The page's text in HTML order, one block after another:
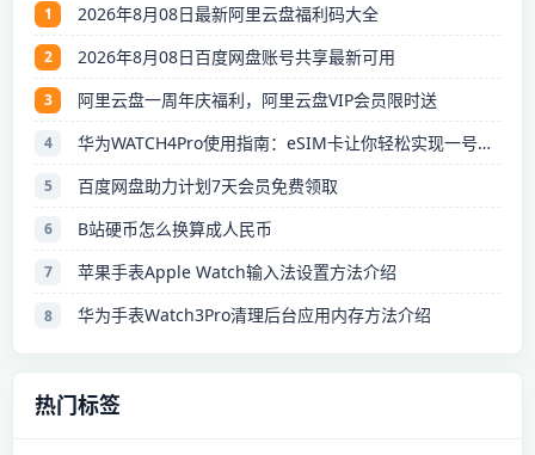
1 2026年8月08日最新阿里云盘福利码大全
2 2026年8月08日百度网盘账号共享最新可用
3 阿里云盘一周年庆福利，阿里云盘VIP会员限时送
4 华为WATCH4Pro使用指南：eSIM卡让你轻松实现一号双终端
5 百度网盘助力计划7天会员免费领取
6 B站硬币怎么换算成人民币
7 苹果手表Apple Watch输入法设置方法介绍
8 华为手表Watch3Pro清理后台应用内存方法介绍
热门标签